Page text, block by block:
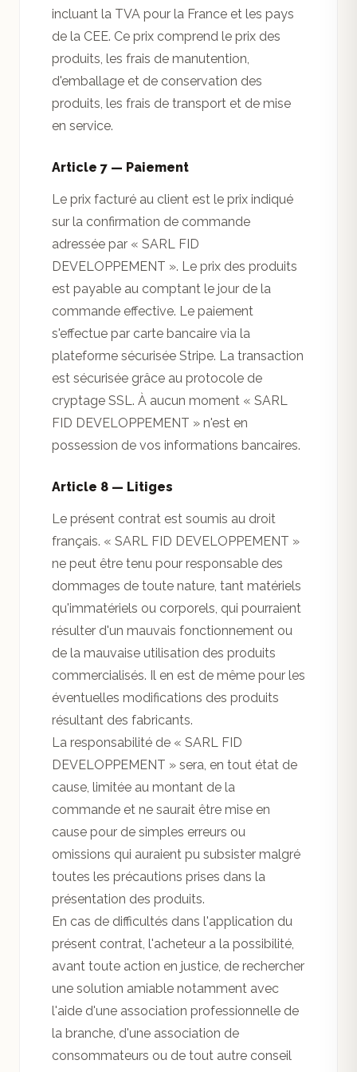
incluant la TVA pour la France et les pays
de la CEE. Ce prix comprend le prix des
produits, les frais de manutention,
d'emballage et de conservation des
produits, les frais de transport et de mise
en service.
Article 7 — Paiement
Le prix facturé au client est le prix indiqué
sur la confirmation de commande
adressée par « SARL FID
DEVELOPPEMENT ». Le prix des produits
est payable au comptant le jour de la
commande effective. Le paiement
s'effectue par carte bancaire via la
plateforme sécurisée Stripe. La transaction
est sécurisée grâce au protocole de
cryptage SSL. À aucun moment « SARL
FID DEVELOPPEMENT » n'est en
possession de vos informations bancaires.
Article 8 — Litiges
Le présent contrat est soumis au droit
français. « SARL FID DEVELOPPEMENT »
ne peut être tenu pour responsable des
dommages de toute nature, tant matériels
qu'immatériels ou corporels, qui pourraient
résulter d'un mauvais fonctionnement ou
de la mauvaise utilisation des produits
commercialisés. Il en est de même pour les
éventuelles modifications des produits
résultant des fabricants.
La responsabilité de « SARL FID
DEVELOPPEMENT » sera, en tout état de
cause, limitée au montant de la
commande et ne saurait être mise en
cause pour de simples erreurs ou
omissions qui auraient pu subsister malgré
toutes les précautions prises dans la
présentation des produits.
En cas de difficultés dans l'application du
présent contrat, l'acheteur a la possibilité,
avant toute action en justice, de rechercher
une solution amiable notamment avec
l'aide d'une association professionnelle de
la branche, d'une association de
consommateurs ou de tout autre conseil